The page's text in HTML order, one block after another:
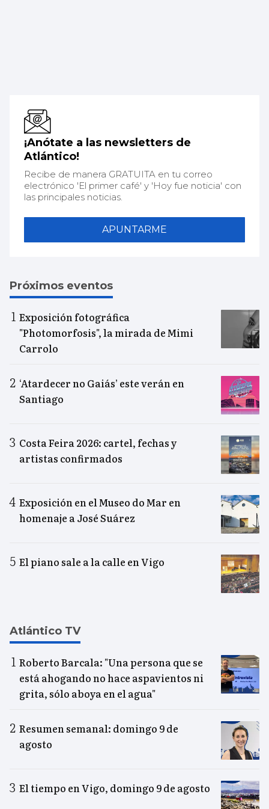
¡Anótate a las newsletters de
Atlántico!
Recibe de manera GRATUITA en tu correo
electrónico 'El primer café' y 'Hoy fue noticia' con
las principales noticias.
APUNTARME
Próximos eventos
Exposición fotográfica
"Photomorfosis", la mirada de Mimi
Carrolo
‘Atardecer no Gaiás’ este verán en
Santiago
Costa Feira 2026: cartel, fechas y
artistas confirmados
Exposición en el Museo do Mar en
homenaje a José Suárez
El piano sale a la calle en Vigo
Atlántico TV
Roberto Barcala: "Una persona que se
está ahogando no hace aspavientos ni
grita, sólo aboya en el agua"
Resumen semanal: domingo 9 de
agosto
El tiempo en Vigo, domingo 9 de agosto